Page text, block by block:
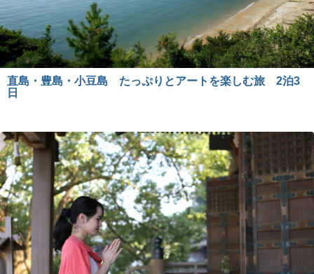
直島・豊島・小豆島 たっぷりとアートを楽しむ旅 2泊3
日